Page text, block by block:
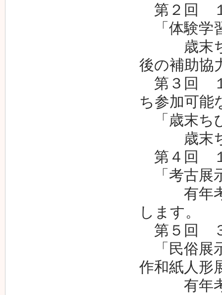
第２回 １
「体験学
歳末ちび
後の補助協
第３回 １
ち参加可能
「歳末ち
歳末ちび
第４回
「考古展
有年考古
します。
第５回
「民俗展
作和紙人形
有年考古